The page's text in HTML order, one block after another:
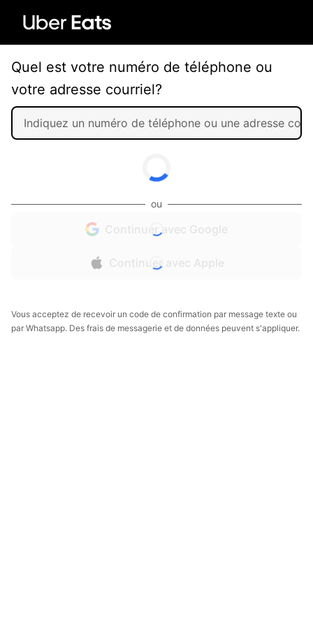
Quel est votre numéro de téléphone ou
votre adresse courriel?
ou
Continuer avec Google
Continuer avec Apple
Vous acceptez de recevoir un code de confirmation par message texte ou
par Whatsapp. Des frais de messagerie et de données peuvent s'appliquer.